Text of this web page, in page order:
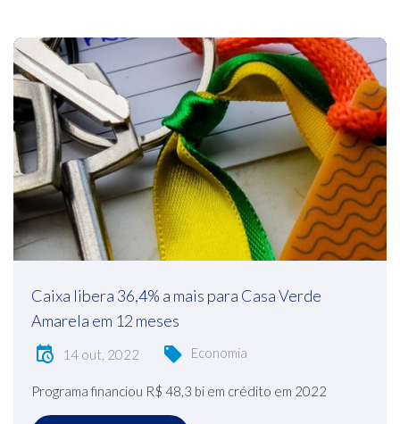
Caixa libera 36,4% a mais para Casa Verde
Amarela em 12 meses
14 out, 2022 Economia
Programa financiou R$ 48,3 bi em crédito em 2022